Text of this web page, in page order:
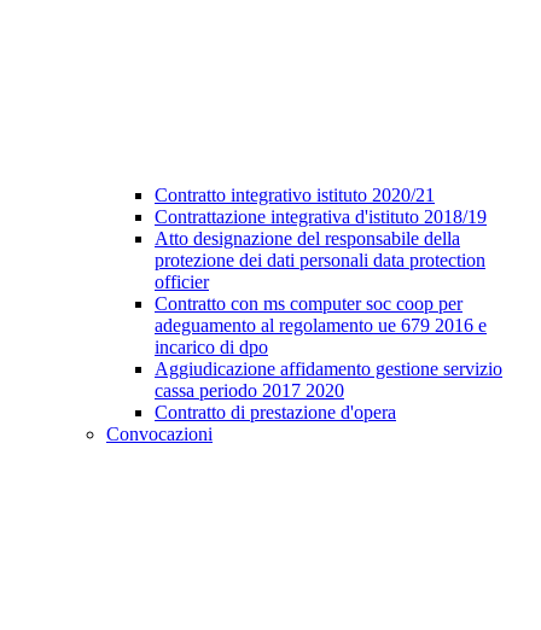
Contratto integrativo istituto 2020/21
Contrattazione integrativa d'istituto 2018/19
Atto designazione del responsabile della
protezione dei dati personali data protection
officier
Contratto con ms computer soc coop per
adeguamento al regolamento ue 679 2016 e
incarico di dpo
Aggiudicazione affidamento gestione servizio
cassa periodo 2017 2020
Contratto di prestazione d'opera
Convocazioni